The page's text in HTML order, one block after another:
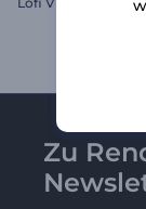
Zu